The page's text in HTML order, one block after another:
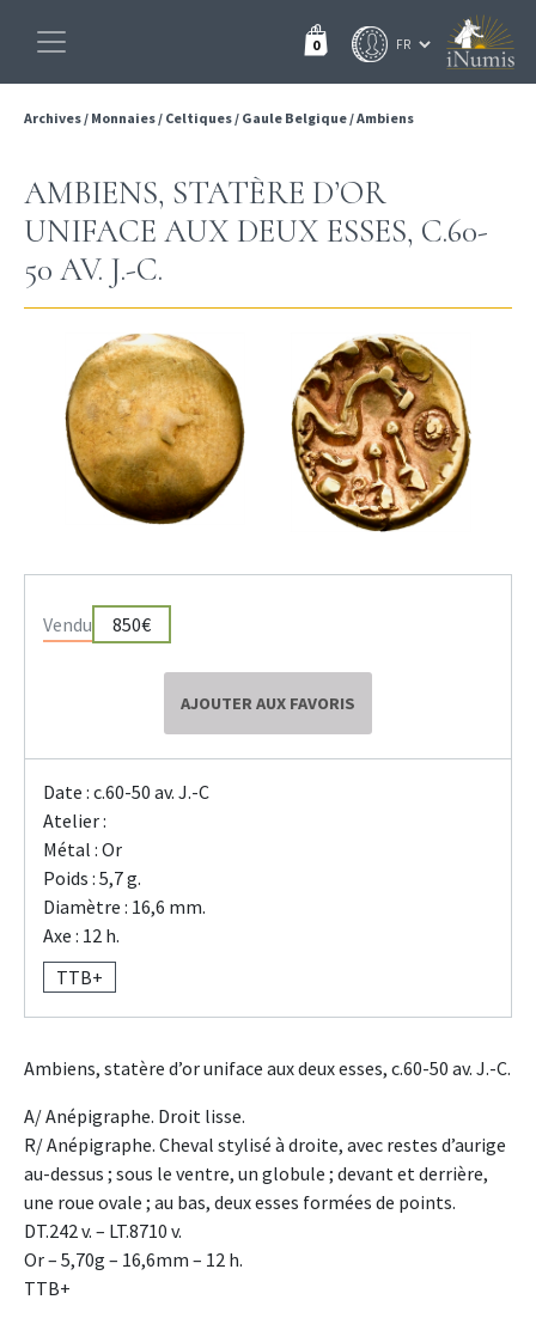
0
Archives/ Monnaies/ Celtiques/ Gaule Belgique/Ambiens
AMBIENS, STATÈRE D’OR
UNIFACE AUX DEUX ESSES, C.60-
50 AV. J.-C.
Vendu 850€
AJOUTER AUX FAVORIS
Date : c.60-50 av. J.-C
Atelier :
Métal : Or
Poids : 5,7 g.
Diamètre : 16,6 mm.
Axe : 12 h.
TTB+
Ambiens, statère d’or uniface aux deux esses, c.60-50 av. J.-C.
A/ Anépigraphe. Droit lisse.
R/ Anépigraphe. Cheval stylisé à droite, avec restes d’aurige
au-dessus ; sous le ventre, un globule ; devant et derrière,
une roue ovale ; au bas, deux esses formées de points.
DT.242 v. – LT.8710 v.
Or – 5,70g – 16,6mm – 12 h.
TTB+